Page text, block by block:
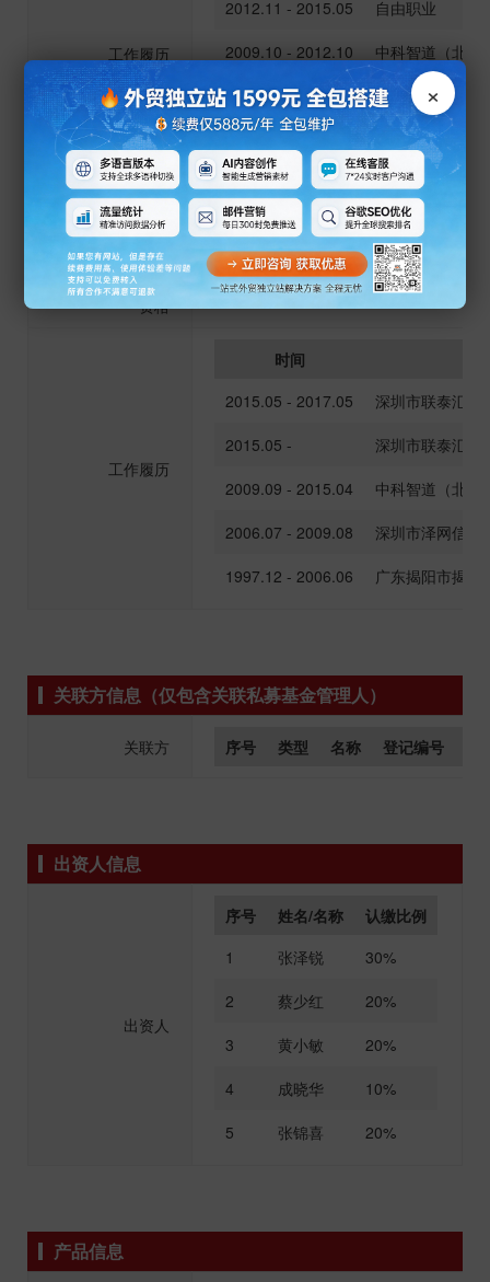
工作履历
2012.11 - 2015.05
自由职业
2009.10 - 2012.10
中科智道（北京
2008.06 -
深圳市联泰汇佳
深圳市泽网信
2000.07 - 2001.07
深圳富鸿网网络
职务 合规风控 其他
是否有基金从业
资格
是
工作履历
时间
2015.05 - 2017.05
深圳市联泰汇佳
2015.05 -
深圳市联泰汇佳
2009.09 - 2015.04
中科智道（北京
2006.07 - 2009.08
深圳市泽网信息
1997.12 - 2006.06
广东揭阳市揭东
关联方信息（仅包含关联私募基金管理人）
关联方 序号 类型 名称 登记编号
出资人信息
出资人
序号 姓名/名称
认缴比例
1
张泽锐
30%
2
蔡少红
20%
3
黄小敏
20%
4
成晓华
10%
5
张锦喜 20%
产品信息
×